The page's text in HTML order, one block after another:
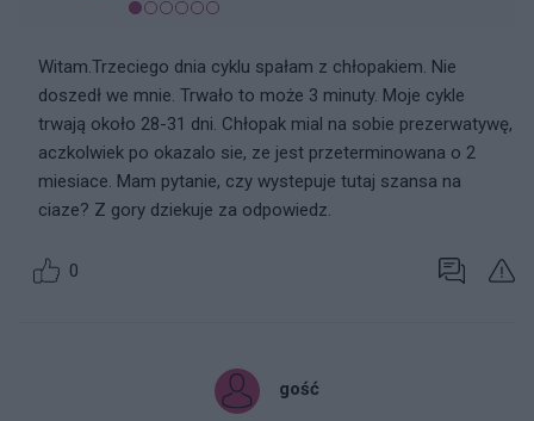
Witam.Trzeciego dnia cyklu spałam z chłopakiem. Nie
doszedł we mnie. Trwało to może 3 minuty. Moje cykle
trwają około 28-31 dni. Chłopak mial na sobie prezerwatywę,
aczkolwiek po okazalo sie, ze jest przeterminowana o 2
miesiace. Mam pytanie, czy wystepuje tutaj szansa na
ciaze? Z gory dziekuje za odpowiedz.
0
gość